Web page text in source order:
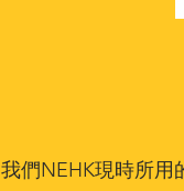
我們NEHK現時所用